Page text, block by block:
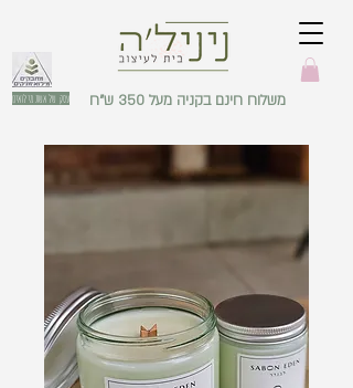
עסק של אשת מילואים משלוח חינם בקניה מעל 350 ש"ח